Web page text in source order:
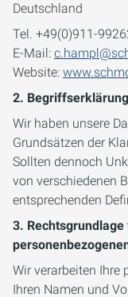
Deutschland
Tel. +49(0)911-
E-Mail:
Website:
2.
Wir haben unsere
Grundsätzen der
Sollten dennoch
von verschiedenen
entsprechenden
3.
Wir verarbeiten Ihre
Ihren Namen und